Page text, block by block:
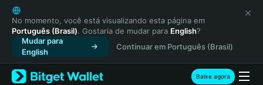
English
日本語
Tiếng Việt
Русский
Español (Latinoamérica)
Türkçe
No momento, você está visualizando esta página em
Português (Brasil). Gostaria de mudar para English?
Mudar para
English
Continuar em Português (Brasil)
Baixe agora